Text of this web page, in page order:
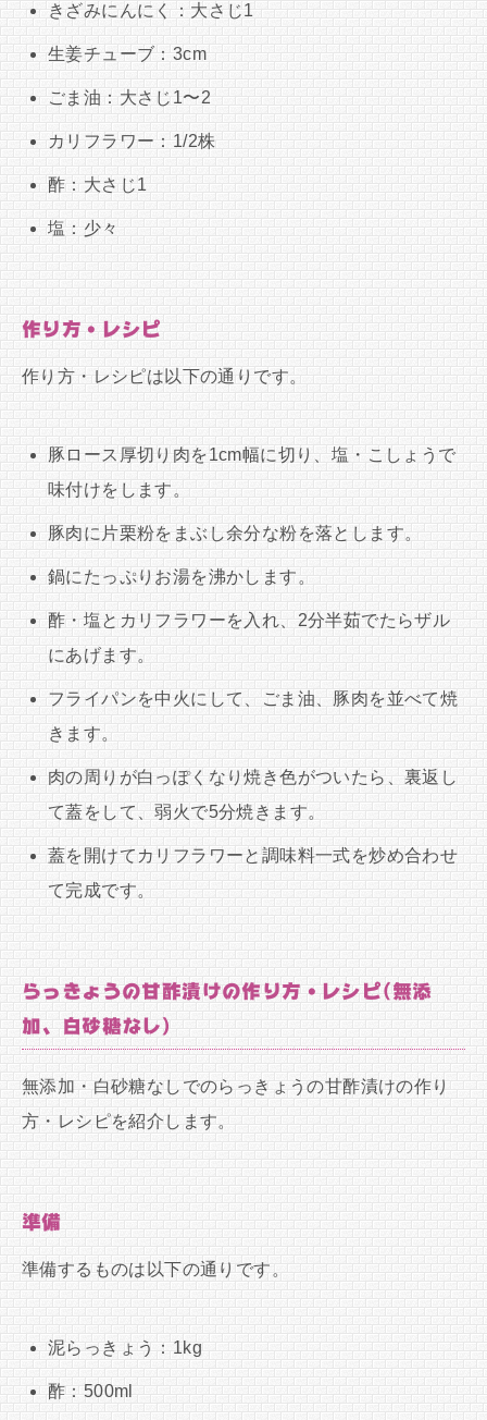
きざみにんにく：大さじ1
生姜チューブ：3cm
ごま油：大さじ1〜2
カリフラワー：1/2株
酢：大さじ1
塩：少々
作り方・レシピ
作り方・レシピは以下の通りです。
豚ロース厚切り肉を1cm幅に切り、塩・こしょうで
味付けをします。
豚肉に片栗粉をまぶし余分な粉を落とします。
鍋にたっぷりお湯を沸かします。
酢・塩とカリフラワーを入れ、2分半茹でたらザル
にあげます。
フライパンを中火にして、ごま油、豚肉を並べて焼
きます。
肉の周りが白っぽくなり焼き色がついたら、裏返し
て蓋をして、弱火で5分焼きます。
蓋を開けてカリフラワーと調味料一式を炒め合わせ
て完成です。
らっきょうの甘酢漬けの作り方・レシピ(無添
加、白砂糖なし)
無添加・白砂糖なしでのらっきょうの甘酢漬けの作り
方・レシピを紹介します。
準備
準備するものは以下の通りです。
泥らっきょう：1kg
酢：500ml